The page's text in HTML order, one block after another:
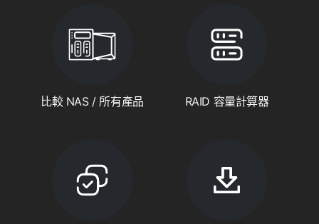
比較 NAS / 所有產品 RAID 容量計算器